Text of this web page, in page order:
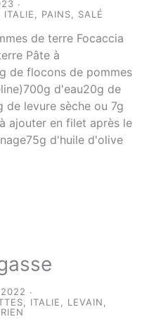
ITALIE PAINS SALÉ
de terre Focaccia
Pâte à
de flocons de pommes
d'eau20g de
de levure sèche ou 7g
ajouter en filet après le
d'huile d'olive
, ITALIE, LEVAIN,